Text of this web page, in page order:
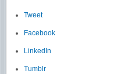
Tweet
Facebook
LinkedIn
Tumblr